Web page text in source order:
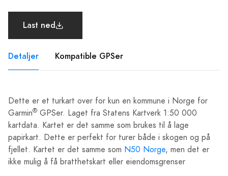
Last ned
Detaljer Kompatible GPSer
Dette er et turkart over for kun en kommune i Norge for
Garmin® GPSer. Laget fra Statens Kartverk 1:50 000
kartdata. Kartet er det samme som brukes til å lage
papirkart. Dette er perfekt for turer både i skogen og på
fjellet. Kartet er det samme som N50 Norge, men det er
ikke mulig å få bratthetskart eller eiendomsgrenser